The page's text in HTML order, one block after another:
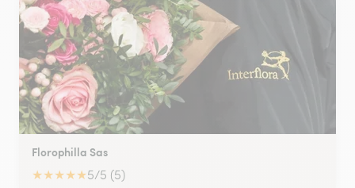
Florophilla Sas
★★★★★5/5 (5)